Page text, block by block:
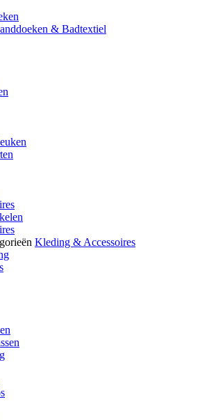
& Badtextiel
Kleding & Accessoires